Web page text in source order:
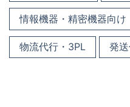
情報機器・精密機器向け
物流代行・3PL 発